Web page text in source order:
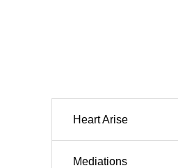
Heart Arise
Mediations